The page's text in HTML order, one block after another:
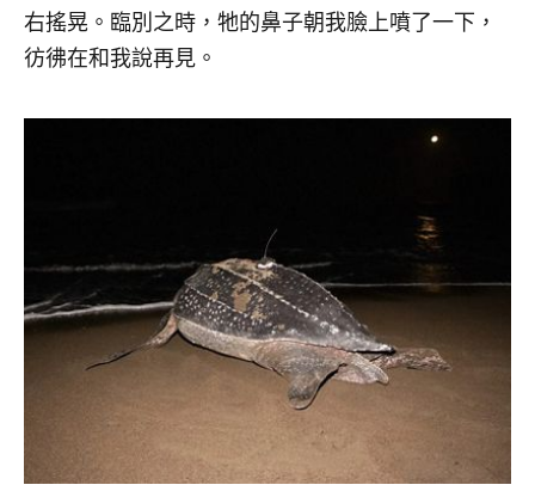
右搖晃。臨別之時，牠的鼻子朝我臉上噴了一下，
彷彿在和我說再見。